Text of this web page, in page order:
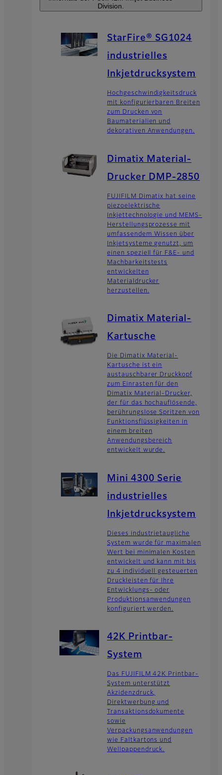
Division.
StarFire® SG1024
industrielles
Inkjetdrucksystem
Hochgeschwindigkeitsdruck
mit konfigurierbaren Breiten
zum Drucken von
Baumaterialien und
dekorativen Anwendungen.
Dimatix Material-
Drucker DMP-2850
FUJIFILM Dimatix hat seine
piezoelektrische
Inkjettechnologie und MEMS-
Herstellungsprozesse mit
umfassendem Wissen über
Inkjetsysteme genutzt, um
einen speziell für F&E- und
Machbarkeitstests
entwickelten
Materialdrucker
herzustellen.
Dimatix Material-
Kartusche
Die Dimatix Material-
Kartusche ist ein
austauschbarer Druckkopf
zum Einrasten für den
Dimatix Material-Drucker,
der für das hochauflösende,
berührungslose Spritzen von
Funktionsflüssigkeiten in
einem breiten
Anwendungsbereich
entwickelt wurde.
Mini 4300 Serie
industrielles
Inkjetdrucksystem
Dieses industrietaugliche
System wurde für maximalen
Wert bei minimalen Kosten
entwickelt und kann mit bis
zu 4 individuell gesteuerten
Druckleisten für Ihre
Entwicklungs- oder
Produktionsanwendungen
konfiguriert werden.
42K Printbar-
System
Das FUJIFILM 42K Printbar-
System unterstützt
Akzidenzdruck,
Direktwerbung und
Transaktionsdokumente
sowie
Verpackungsanwendungen
wie Faltkartons und
Wellpappendruck.